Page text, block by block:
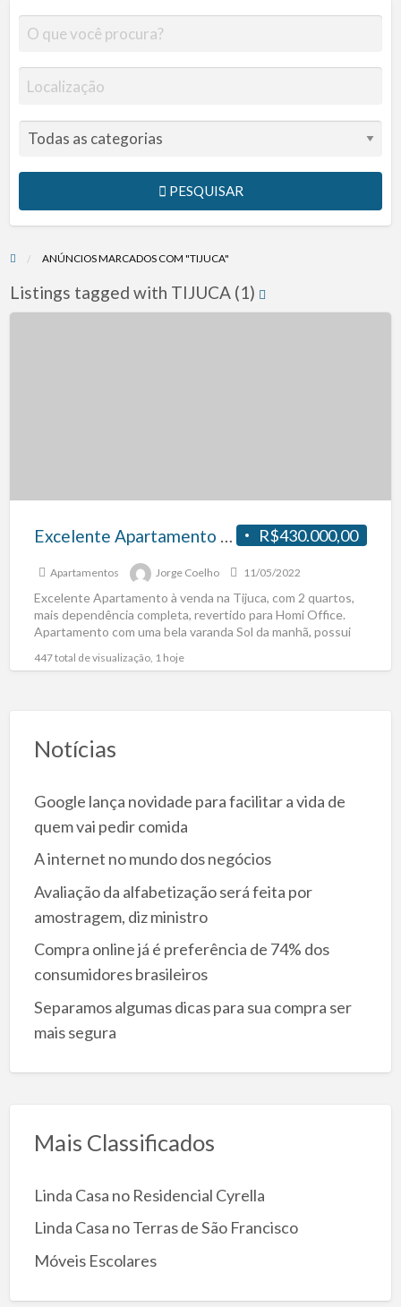
PESQUISAR
ANÚNCIOS MARCADOS COM "TIJUCA"
Listings tagged with TIJUCA (1)
R$430.000,00
Excelente Apartamento pronto à venda na Tijuca, com 2 quartos, mais dependência completa, revertido para Homi Office
Apartamentos Jorge Coelho 11/05/2022
Excelente Apartamento à venda na Tijuca, com 2 quartos,
mais dependência completa, revertido para Homi Office.
Apartamento com uma bela varanda Sol da manhã, possui
447 total de visualização, 1 hoje
Notícias
Google lança novidade para facilitar a vida de
quem vai pedir comida
A internet no mundo dos negócios
Avaliação da alfabetização será feita por
amostragem, diz ministro
Compra online já é preferência de 74% dos
consumidores brasileiros
Separamos algumas dicas para sua compra ser
mais segura
Mais Classificados
Linda Casa no Residencial Cyrella
Linda Casa no Terras de São Francisco
Móveis Escolares